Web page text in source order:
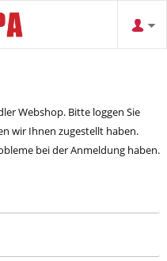
Webshop. Bitte loggen Sie
wir Ihnen zugestellt haben.
bei der Anmeldung haben.